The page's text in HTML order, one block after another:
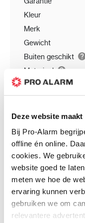
Deze website
Bij Pro-Alarm
offline én online.
cookies. We
website goed te
meten we hoe de
ervaring kunnen
gebruiken we om
relevantere
Kleur
Merk
Gewicht
Buiten geschikt
Materiaal
Afmetingen
Klantenreviews
Schrijf uw eigen
U plaatst een review
voudig opbouw -
Uw waardering:
Prijs